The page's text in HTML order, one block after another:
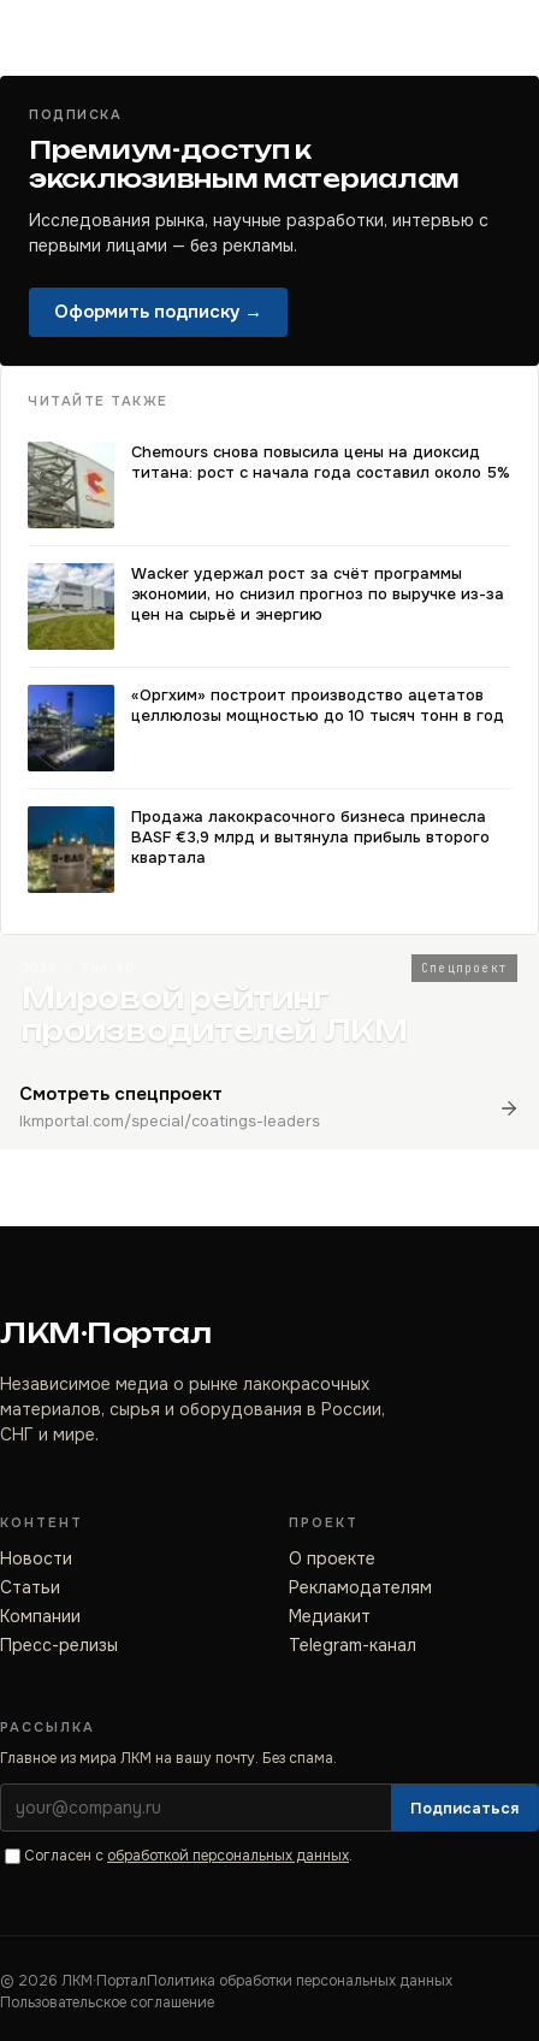
ПОДПИСКА
Премиум-доступ к
эксклюзивным материалам
Исследования рынка, научные разработки, интервью с
первыми лицами — без рекламы.
Оформить подписку →
ЧИТАЙТЕ ТАКЖЕ
Chemours снова повысила цены на диоксид
титана: рост с начала года составил около 5%
Wacker удержал рост за счёт программы
экономии, но снизил прогноз по выручке из-за
цен на сырьё и энергию
«Оргхим» построит производство ацетатов
целлюлозы мощностью до 10 тысяч тонн в год
Продажа лакокрасочного бизнеса принесла
BASF €3,9 млрд и вытянула прибыль второго
квартала
Спецпроект
Мировой рейтинг
производителей ЛКМ
Смотреть спецпроект
lkmportal.com/special/coatings-leaders
ЛКМ·Портал
Независимое медиа о рынке лакокрасочных
материалов, сырья и оборудования в России,
СНГ и мире.
КОНТЕНТ
Новости
Статьи
Компании
Пресс-релизы
ПРОЕКТ
О проекте
Рекламодателям
Медиакит
Telegram-канал
РАССЫЛКА
Главное из мира ЛКМ на вашу почту. Без спама.
Подписаться
Согласен с обработкой персональных данных.
© 2026 ЛКМ·ПорталПолитика обработки персональных данных
Пользовательское соглашение